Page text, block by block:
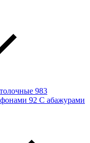
983
92 С абажурами